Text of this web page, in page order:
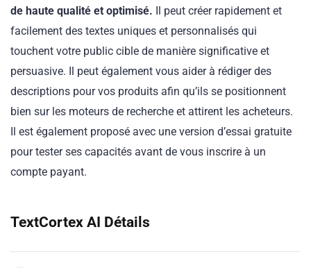
de haute qualité et optimisé. Il peut créer rapidement et
facilement des textes uniques et personnalisés qui
touchent votre public cible de manière significative et
persuasive. Il peut également vous aider à rédiger des
descriptions pour vos produits afin qu’ils se positionnent
bien sur les moteurs de recherche et attirent les acheteurs.
Il est également proposé avec une version d’essai gratuite
pour tester ses capacités avant de vous inscrire à un
compte payant.
TextCortex AI Détails